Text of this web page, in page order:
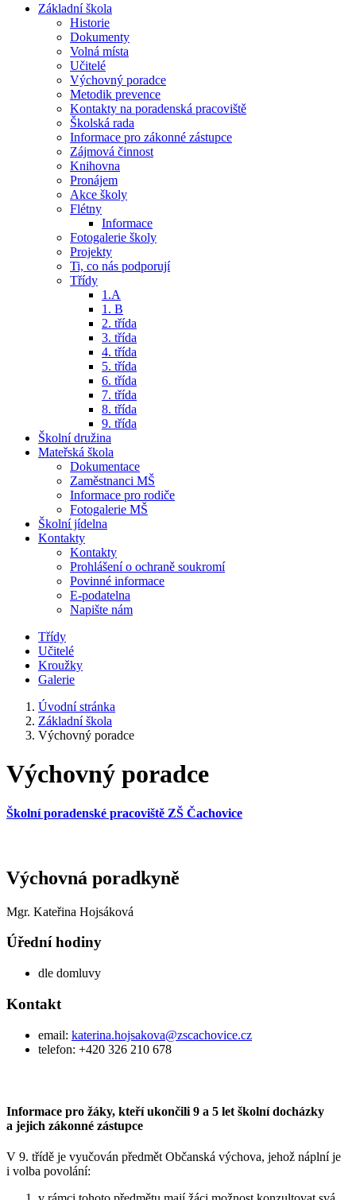
Základní škola
Historie
Dokumenty
Volná místa
Učitelé
Výchovný poradce
Metodik prevence
Kontakty na poradenská pracoviště
Školská rada
Informace pro zákonné zástupce
Zájmová činnost
Knihovna
Pronájem
Akce školy
Flétny
Informace
Fotogalerie školy
Projekty
Ti, co nás podporují
Třídy
1.A
1. B
2. třída
3. třída
4. třída
5. třída
6. třída
7. třída
8. třída
9. třída
Školní družina
Mateřská škola
Dokumentace
Zaměstnanci MŠ
Informace pro rodiče
Fotogalerie MŠ
Školní jídelna
Kontakty
Kontakty
Prohlášení o ochraně soukromí
Povinné informace
E-podatelna
Napište nám
Třídy
Učitelé
Kroužky
Galerie
Úvodní stránka
Základní škola
Výchovný poradce
Výchovný poradce
Školní poradenské pracoviště ZŠ Čachovice
Výchovná poradkyně
Mgr. Kateřina Hojsáková
Úřední hodiny
dle domluvy
Kontakt
email: katerina.hojsakova@zscachovice.cz
telefon: +420 326 210 678
Informace pro žáky, kteří ukončili 9 a 5 let školní docházky
a jejich zákonné zástupce
V 9. třídě je vyučován předmět Občanská výchova, jehož náplní je
i volba povolání: